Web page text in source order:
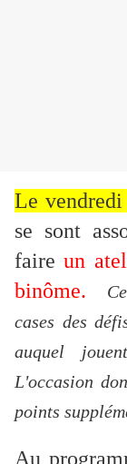
Le vendredi
se sont
faireun
binôme.
cases des
auquel
L'occasion
points
Au